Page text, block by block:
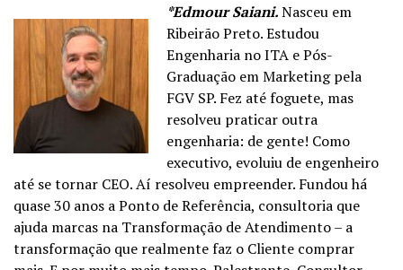
*Edmour Saiani.Nasceu em
Ribeirão Preto. Estudou
Engenharia no ITA e Pós-
Graduação em Marketing pela
FGV SP. Fez até foguete, mas
resolveu praticar outra
engenharia: de gente! Como
executivo, evoluiu de engenheiro
até se tornar CEO. Aí resolveu empreender. Fundou há
quase 30 anos a Ponto de Referência, consultoria que
ajuda marcas na Transformação de Atendimento – a
transformação que realmente faz o Cliente comprar